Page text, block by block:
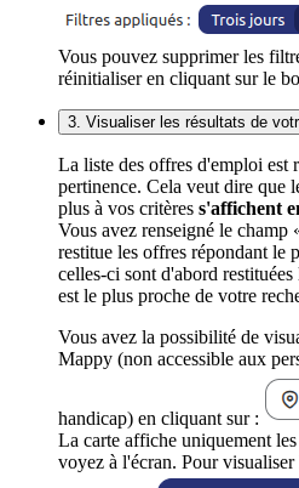
Vous pouvez supprimer les
réinitialiser en cliquant sur le
3. Visualiser les résultats de
La liste des offres d'emploi est
pertinence. Cela veut dire que
plus à vos critères s'affichent
Vous avez renseigné le
restitue les offres répondant le
celles-ci sont d'abord
est le plus proche de votre
Vous avez la possibilité de
Mappy (non accessible aux
handicap) en cliquant sur :
La carte affiche uniquement
voyez à l'écran. Pour